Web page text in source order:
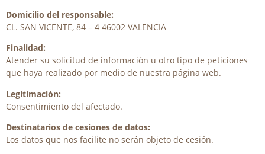
Domicilio del responsable:
CL. SAN VICENTE, 84 – 4 46002 VALENCIA
Finalidad:
Atender su solicitud de información u otro tipo de peticiones
que haya realizado por medio de nuestra página web.
Legitimación:
Consentimiento del afectado.
Destinatarios de cesiones de datos:
Los datos que nos facilite no serán objeto de cesión.